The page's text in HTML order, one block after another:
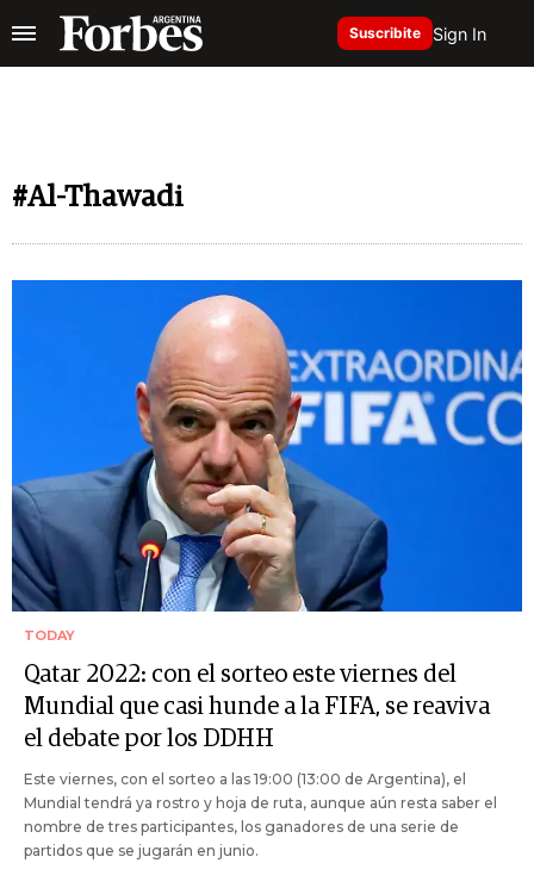
Suscribite Sign In
#Al-Thawadi
TODAY
Qatar 2022: con el sorteo este viernes del
Mundial que casi hunde a la FIFA, se reaviva
el debate por los DDHH
Este viernes, con el sorteo a las 19:00 (13:00 de Argentina), el
Mundial tendrá ya rostro y hoja de ruta, aunque aún resta saber el
nombre de tres participantes, los ganadores de una serie de
partidos que se jugarán en junio.